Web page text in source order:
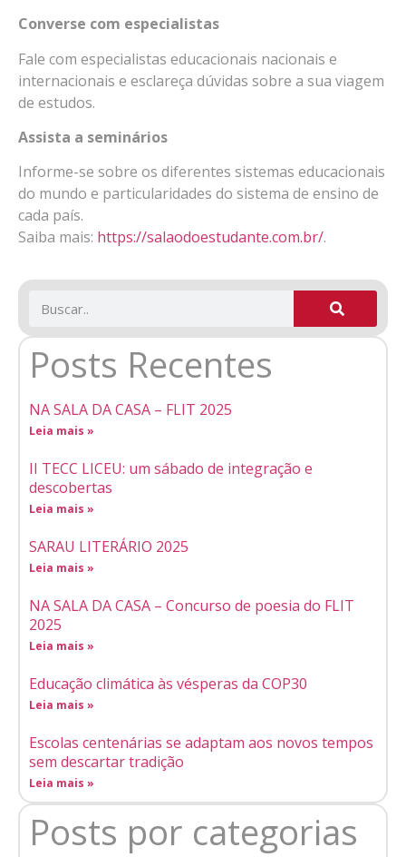
Converse com especialistas
Fale com especialistas educacionais nacionais e
internacionais e esclareça dúvidas sobre a sua viagem
de estudos.
Assista a seminários
Informe-se sobre os diferentes sistemas educacionais
do mundo e particularidades do sistema de ensino de
cada país.
Saiba mais: https://salaodoestudante.com.br/.
Posts Recentes
NA SALA DA CASA – FLIT 2025
Leia mais »
II TECC LICEU: um sábado de integração e
descobertas
Leia mais »
SARAU LITERÁRIO 2025
Leia mais »
NA SALA DA CASA – Concurso de poesia do FLIT
2025
Leia mais »
Educação climática às vésperas da COP30
Leia mais »
Escolas centenárias se adaptam aos novos tempos
sem descartar tradição
Leia mais »
Posts por categorias